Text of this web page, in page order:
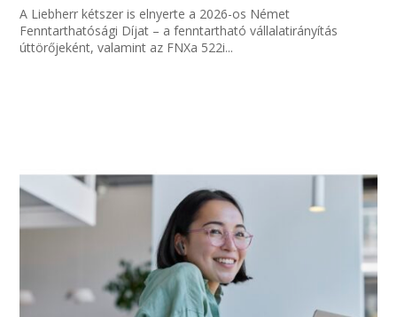
A Liebherr kétszer is elnyerte a 2026-os Német
Fenntarthatósági Díjat – a fenntartható vállalatirányítás
úttörőjeként, valamint az FNXa 522i...